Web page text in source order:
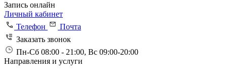
Запись онлайн
Личный кабинет
Телефон
Почта
Заказать звонок
Пн-Сб 08:00 - 21:00, Вс 09:00-20:00
Направления и услуги